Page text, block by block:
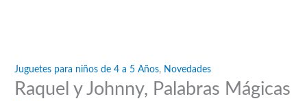
Juguetes para niños de 4 a 5 Años, Novedades
Raquel y Johnny, Palabras Mágicas